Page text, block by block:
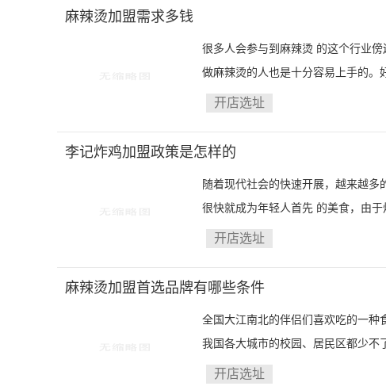
麻辣烫加盟需求多钱
很多人会参与到麻辣烫 的这个行业
做麻辣烫的人也是十分容易上手的。
开店选址
李记炸鸡加盟政策是怎样的
随着现代社会的快速开展，越来越多
很快就成为年轻人首先 的美食，由于
开店选址
麻辣烫加盟首选品牌有哪些条件
全国大江南北的伴侣们喜欢吃的一种
我国各大城市的校园、居民区都少不
开店选址